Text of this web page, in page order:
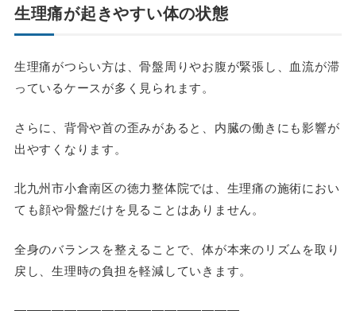
生理痛が起きやすい体の状態
生理痛がつらい方は、骨盤周りやお腹が緊張し、血流が滞
っているケースが多く見られます。
さらに、背骨や首の歪みがあると、内臓の働きにも影響が
出やすくなります。
北九州市小倉南区の徳力整体院では、生理痛の施術におい
ても顔や骨盤だけを見ることはありません。
全身のバランスを整えることで、体が本来のリズムを取り
戻し、生理時の負担を軽減していきます。